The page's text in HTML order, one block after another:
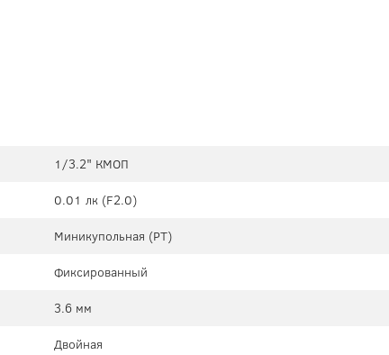
1/3.2" КМОП
0.01 лк (F2.0)
Миникупольная (PT)
Фиксированный
3.6 мм
Двойная